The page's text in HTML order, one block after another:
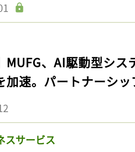
MUFG、AI駆動型シ
加速。パートナーシ
スサービス